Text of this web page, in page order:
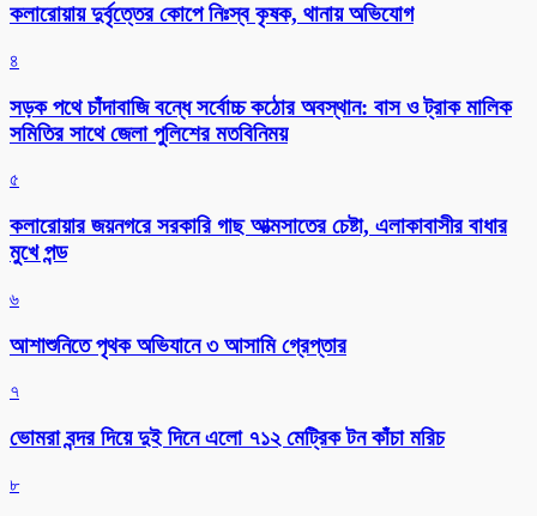
কলারোয়ায় দুর্বৃত্তের কোপে নিঃস্ব কৃষক, থানায় অভিযোগ
৪
সড়ক পথে চাঁদাবাজি বন্ধে সর্বোচ্চ কঠোর অবস্থান: বাস ও ট্রাক মালিক
সমিতির সাথে জেলা পুলিশের মতবিনিময়
৫
কলারোয়ার জয়নগরে সরকারি গাছ আত্মসাতের চেষ্টা, এলাকাবাসীর বাধার
মুখে পন্ড
৬
আশাশুনিতে পৃথক অভিযানে ৩ আসামি গ্রেপ্তার
৭
ভোমরা বন্দর দিয়ে দুই দিনে এলো ৭১২ মেট্রিক টন কাঁচা মরিচ
৮